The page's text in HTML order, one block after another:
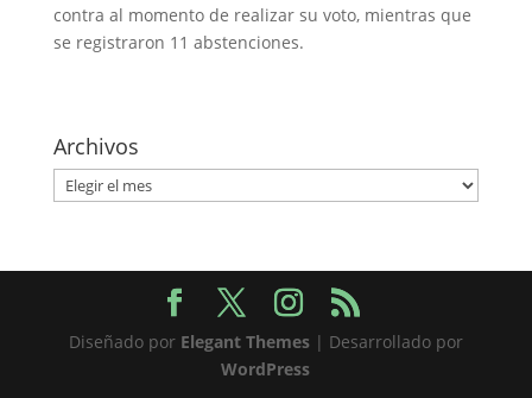
contra al momento de realizar su voto, mientras que
se registraron 11 abstenciones.
Archivos
Archivos
Diseñado por Elegant Themes| Desarrollado por
WordPress